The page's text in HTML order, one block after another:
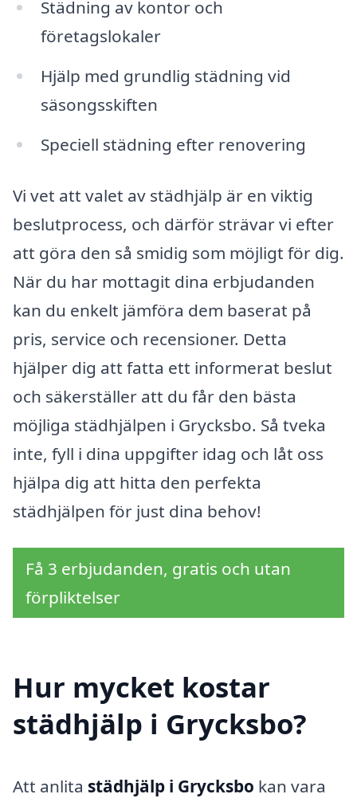
Städning av kontor och
företagslokaler
Hjälp med grundlig städning vid
säsongsskiften
Speciell städning efter renovering
Vi vet att valet av städhjälp är en viktig
beslutprocess, och därför strävar vi efter
att göra den så smidig som möjligt för dig.
När du har mottagit dina erbjudanden
kan du enkelt jämföra dem baserat på
pris, service och recensioner. Detta
hjälper dig att fatta ett informerat beslut
och säkerställer att du får den bästa
möjliga städhjälpen i Grycksbo. Så tveka
inte, fyll i dina uppgifter idag och låt oss
hjälpa dig att hitta den perfekta
städhjälpen för just dina behov!
Få 3 erbjudanden, gratis och utan
förpliktelser
Hur mycket kostar
städhjälp i Grycksbo?
Att anlita städhjälp i Grycksbo kan vara